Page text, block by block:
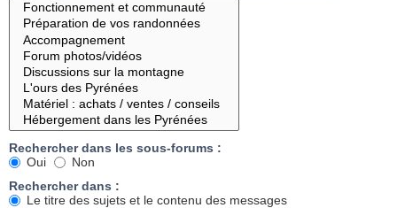
Rechercher dans les sous-forums :
Oui
Non
Rechercher dans :
Le titre des sujets et le contenu des messages